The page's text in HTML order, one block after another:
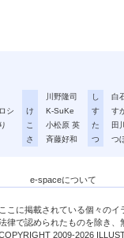
シ
川野隆司
け
K-SuKe
こ
小松原 英
さ
斉藤好和
し
白
す
す
た
田
つ
つ
e-spaceについて
ここに掲載されている個々の
律で認められたものを除き、
2009-2026